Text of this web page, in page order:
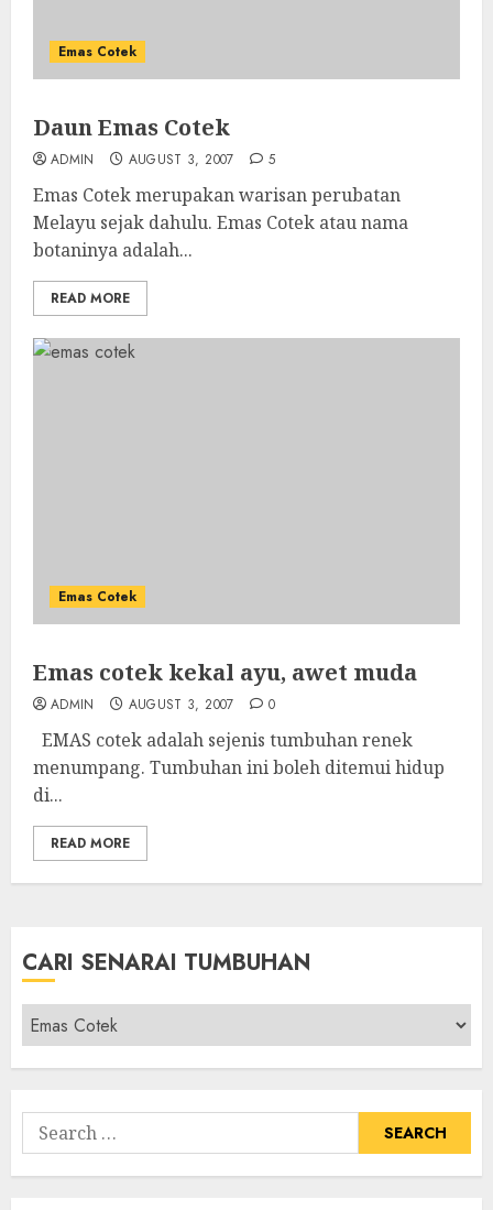
Emas Cotek
Daun Emas Cotek
ADMIN AUGUST 3, 2007 5
Emas Cotek merupakan warisan perubatan
Melayu sejak dahulu. Emas Cotek atau nama
botaninya adalah...
READ MORE
Emas Cotek
Emas cotek kekal ayu, awet muda
ADMIN AUGUST 3, 2007 0
EMAS cotek adalah sejenis tumbuhan renek
menumpang. Tumbuhan ini boleh ditemui hidup
di...
READ MORE
CARI SENARAI TUMBUHAN
Cari
Senarai
Tumbuhan
Search
for: